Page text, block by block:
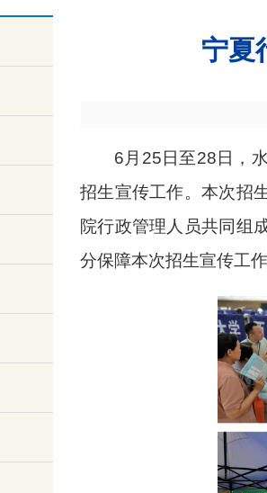
宁夏
6月25日至28日，
招生宣传工作。本次招
院行政管理人员共同组
分保障本次招生宣传工